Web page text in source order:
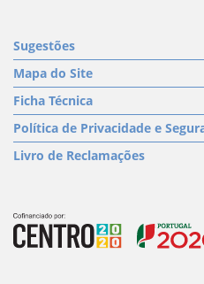
Sugestões
Mapa do Site
Ficha Técnica
Política de Privacidade e
Livro de Reclamações